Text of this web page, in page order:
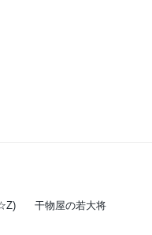
干物屋の若大将